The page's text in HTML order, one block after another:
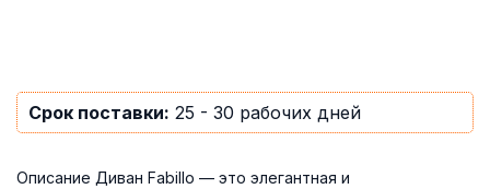
Срок поставки: 25 - 30 рабочих дней
Описание Диван Fabillo — это элегантная и